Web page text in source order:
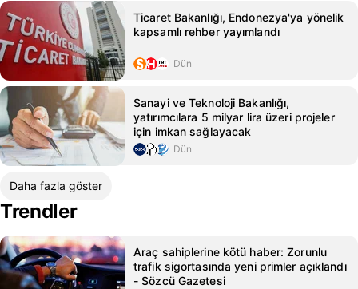
Ticaret Bakanlığı, Endonezya'ya yönelik
kapsamlı rehber yayımlandı
Dün
Sanayi ve Teknoloji Bakanlığı,
yatırımcılara 5 milyar lira üzeri projeler
için imkan sağlayacak
Dün
Daha fazla göster
Trendler
Araç sahiplerine kötü haber: Zorunlu
trafik sigortasında yeni primler açıklandı
- Sözcü Gazetesi